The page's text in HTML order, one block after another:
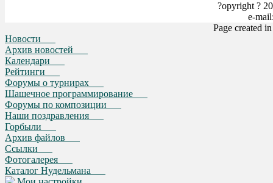
?opyright ?
e-
Page created
Новости
Архив новостей
Календари
Рейтинги
Форумы о турнирах
Шашечное программирование
Форумы по композиции
Наши поздравления
Горбыли
Архив файлов
Ссылки
Фотогалерея
Каталог Нудельмана